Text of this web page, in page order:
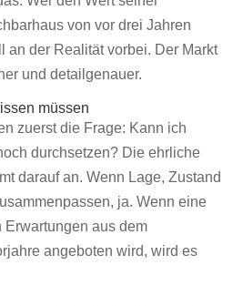
von vor drei Jahren
an der Realität vorbei. Der Markt
und detailgenauer.
müssen
zuerst die Frage: Kann ich
durchsetzen? Die ehrliche
darauf an. Wenn Lage, Zustand
ja. Wenn eine
Erwartungen aus dem
angeboten wird, wird es